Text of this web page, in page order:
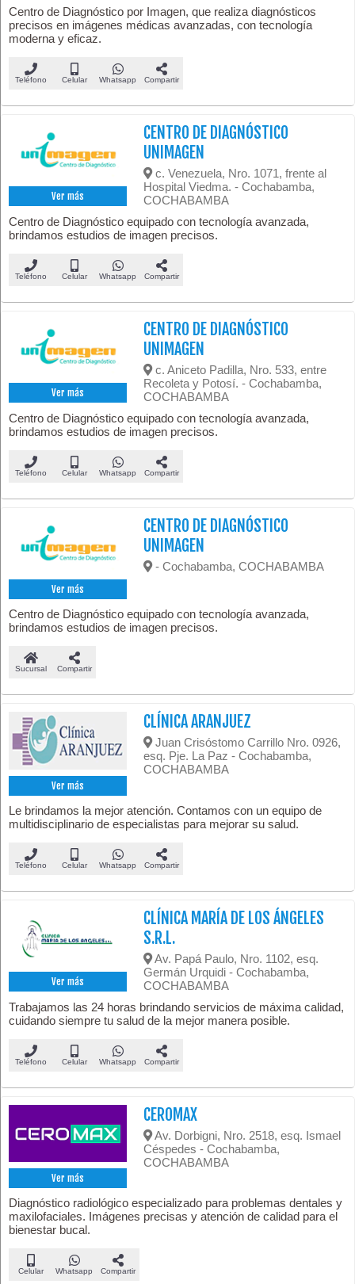
Centro de Diagnóstico por Imagen, que realiza diagnósticos
precisos en imágenes médicas avanzadas, con tecnología
moderna y eficaz.
Teléfono Celular Whatsapp Compartir
Ver más
CENTRO DE DIAGNÓSTICO
UNIMAGEN
c. Venezuela, Nro. 1071, frente al
Hospital Viedma. - Cochabamba,
COCHABAMBA
Centro de Diagnóstico equipado con tecnología avanzada,
brindamos estudios de imagen precisos.
Teléfono Celular Whatsapp Compartir
Ver más
CENTRO DE DIAGNÓSTICO
UNIMAGEN
c. Aniceto Padilla, Nro. 533, entre
Recoleta y Potosí. - Cochabamba,
COCHABAMBA
Centro de Diagnóstico equipado con tecnología avanzada,
brindamos estudios de imagen precisos.
Teléfono Celular Whatsapp Compartir
Ver más
CENTRO DE DIAGNÓSTICO
UNIMAGEN
- Cochabamba, COCHABAMBA
Centro de Diagnóstico equipado con tecnología avanzada,
brindamos estudios de imagen precisos.
Sucursal Compartir
Ver más
CLÍNICA ARANJUEZ
Juan Crisóstomo Carrillo Nro. 0926,
esq. Pje. La Paz - Cochabamba,
COCHABAMBA
Le brindamos la mejor atención. Contamos con un equipo de
multidisciplinario de especialistas para mejorar su salud.
Teléfono Celular Whatsapp Compartir
Ver más
CLÍNICA MARÍA DE LOS ÁNGELES
S.R.L.
Av. Papá Paulo, Nro. 1102, esq.
Germán Urquidi - Cochabamba,
COCHABAMBA
Trabajamos las 24 horas brindando servicios de máxima calidad,
cuidando siempre tu salud de la mejor manera posible.
Teléfono Celular Whatsapp Compartir
Ver más
CEROMAX
Av. Dorbigni, Nro. 2518, esq. Ismael
Céspedes - Cochabamba,
COCHABAMBA
Diagnóstico radiológico especializado para problemas dentales y
maxilofaciales. Imágenes precisas y atención de calidad para el
bienestar bucal.
Celular Whatsapp Compartir